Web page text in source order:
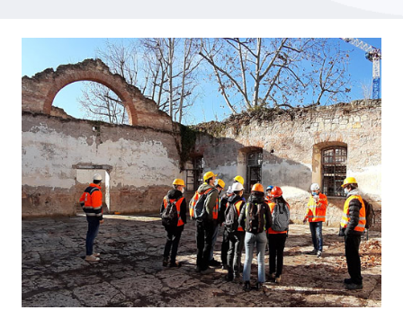
Una lezione speciale al cantiere dell’ex